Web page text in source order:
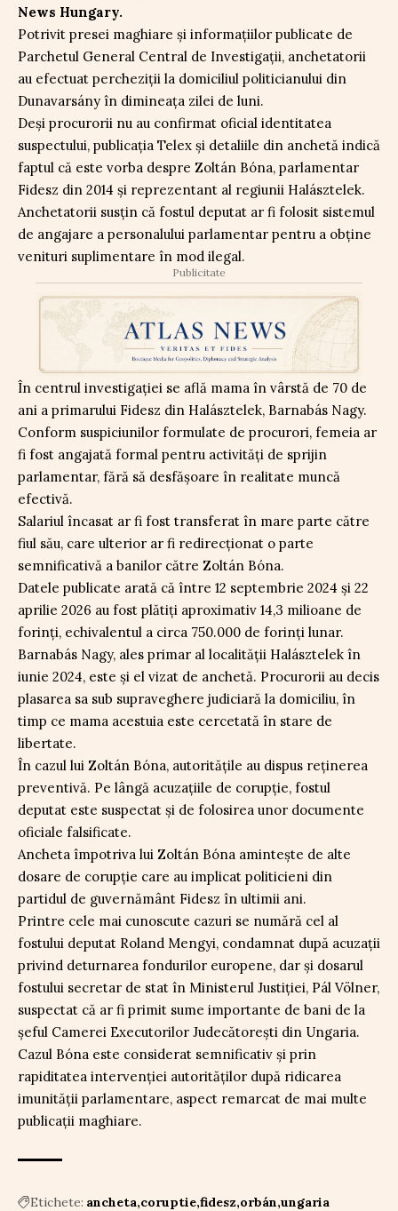
News Hungary.
Potrivit presei maghiare și informațiilor publicate de
Parchetul General Central de Investigații, anchetatorii
au efectuat percheziții la domiciliul politicianului din
Dunavarsány în dimineața zilei de luni.
Deși procurorii nu au confirmat oficial identitatea
suspectului, publicația Telex și detaliile din anchetă indică
faptul că este vorba despre Zoltán Bóna, parlamentar
Fidesz din 2014 și reprezentant al regiunii Halásztelek.
Anchetatorii susțin că fostul deputat ar fi folosit sistemul
de angajare a personalului parlamentar pentru a obține
venituri suplimentare în mod ilegal.
Publicitate
În centrul investigației se află mama în vârstă de 70 de
ani a primarului Fidesz din Halásztelek, Barnabás Nagy.
Conform suspiciunilor formulate de procurori, femeia ar
fi fost angajată formal pentru activități de sprijin
parlamentar, fără să desfășoare în realitate muncă
efectivă.
Salariul încasat ar fi fost transferat în mare parte către
fiul său, care ulterior ar fi redirecționat o parte
semnificativă a banilor către Zoltán Bóna.
Datele publicate arată că între 12 septembrie 2024 și 22
aprilie 2026 au fost plătiți aproximativ 14,3 milioane de
forinți, echivalentul a circa 750.000 de forinți lunar.
Barnabás Nagy, ales primar al localității Halásztelek în
iunie 2024, este și el vizat de anchetă. Procurorii au decis
plasarea sa sub supraveghere judiciară la domiciliu, în
timp ce mama acestuia este cercetată în stare de
libertate.
În cazul lui Zoltán Bóna, autoritățile au dispus reținerea
preventivă. Pe lângă acuzațiile de corupție, fostul
deputat este suspectat și de folosirea unor documente
oficiale falsificate.
Ancheta împotriva lui Zoltán Bóna amintește de alte
dosare de corupție care au implicat politicieni din
partidul de guvernământ Fidesz în ultimii ani.
Printre cele mai cunoscute cazuri se numără cel al
fostului deputat Roland Mengyi, condamnat după acuzații
privind deturnarea fondurilor europene, dar și dosarul
fostului secretar de stat în Ministerul Justiției, Pál Völner,
suspectat că ar fi primit sume importante de bani de la
șeful Camerei Executorilor Judecătorești din Ungaria.
Cazul Bóna este considerat semnificativ și prin
rapiditatea intervenției autorităților după ridicarea
imunității parlamentare, aspect remarcat de mai multe
publicații maghiare.
Etichete: ancheta coruptie fidesz orbán ungaria